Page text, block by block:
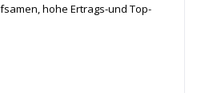
hohe Ertrags-und Top-